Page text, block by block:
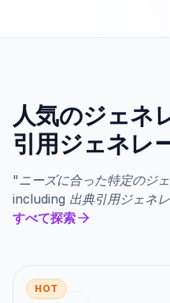
人気のジェネ
引用ジェネレ
"ニーズに合った特定のジ
including 出典引用ジェネ
すべて探索
HOT